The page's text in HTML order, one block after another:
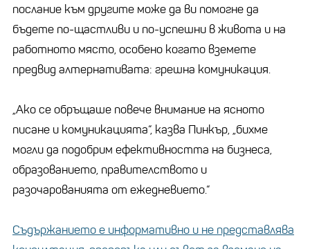
послание към другите може да ви помогне да
бъдете по-щастливи и по-успешни в живота и на
работното място, особено когато вземете
предвид алтернативата: грешна комуникация.
„Ако се обръщаше повече внимание на ясното
писане и комуникацията“, казва Пинкър, „бихме
могли да подобрим ефективността на бизнеса,
образованието, правителството и
разочарованията от ежедневието.“
Съдържанието е информативно и не представлява